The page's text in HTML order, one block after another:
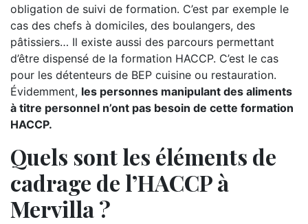
obligation de suivi de formation. C’est par exemple le
cas des chefs à domiciles, des boulangers, des
pâtissiers… Il existe aussi des parcours permettant
d’être dispensé de la formation HACCP. C’est le cas
pour les détenteurs de BEP cuisine ou restauration.
Évidemment, les personnes manipulant des aliments
à titre personnel n’ont pas besoin de cette formation
HACCP.
Quels sont les éléments de
cadrage de l’HACCP à
Mervilla ?